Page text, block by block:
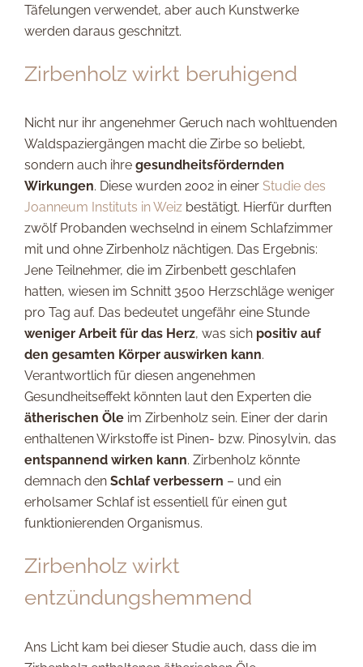
Täfelungen verwendet, aber auch Kunstwerke
werden daraus geschnitzt.
Zirbenholz wirkt beruhigend
Nicht nur ihr angenehmer Geruch nach wohltuenden
Waldspaziergängen macht die Zirbe so beliebt,
sondern auch ihre gesundheitsfördernden
Wirkungen. Diese wurden 2002 in einer Studie des
Joanneum Instituts in Weiz bestätigt. Hierfür durften
zwölf Probanden wechselnd in einem Schlafzimmer
mit und ohne Zirbenholz nächtigen. Das Ergebnis:
Jene Teilnehmer, die im Zirbenbett geschlafen
hatten, wiesen im Schnitt 3500 Herzschläge weniger
pro Tag auf. Das bedeutet ungefähr eine Stunde
weniger Arbeit für das Herz, was sich positiv auf
den gesamten Körper auswirken kann.
Verantwortlich für diesen angenehmen
Gesundheitseffekt könnten laut den Experten die
ätherischen Öle im Zirbenholz sein. Einer der darin
enthaltenen Wirkstoffe ist Pinen- bzw. Pinosylvin, das
entspannend wirken kann. Zirbenholz könnte
demnach den Schlaf verbessern – und ein
erholsamer Schlaf ist essentiell für einen gut
funktionierenden Organismus.
Zirbenholz wirkt
entzündungshemmend
Ans Licht kam bei dieser Studie auch, dass die im